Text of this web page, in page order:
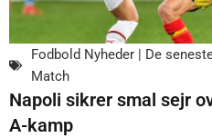
Fodbold Nyheder | De
Match
Napoli sikrer smal sejr
A-kamp